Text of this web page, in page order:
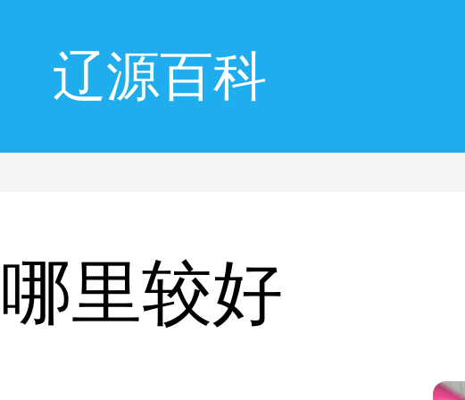
辽源百科
里较好